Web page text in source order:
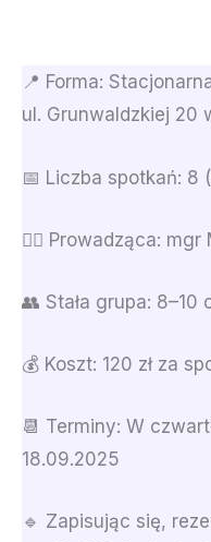
📍 Forma:
ul. Grunwaldzkiej 20
📅 Liczba spotkań: 8
🦸‍♀️ Prowadząca:
👥 Stała grupa: 8–10
💰 Koszt: 120 zł za
📆 Terminy: W
18.09.2025
🔹 Zapisując się,